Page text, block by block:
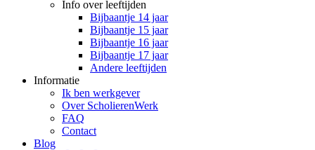
Info over leeftijden
Bijbaantje 14 jaar
Bijbaantje 15 jaar
Bijbaantje 16 jaar
Bijbaantje 17 jaar
Andere leeftijden
Informatie
Ik ben werkgever
Over ScholierenWerk
FAQ
Contact
Blog